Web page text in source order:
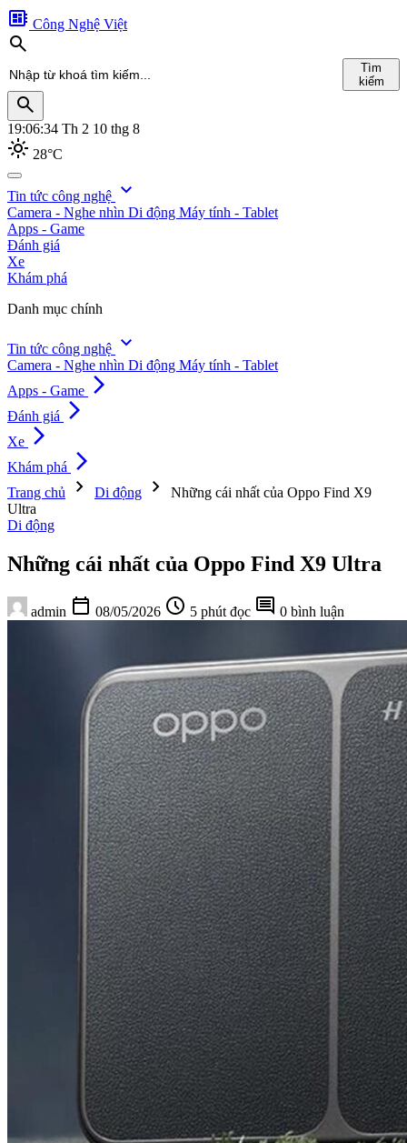
developer_board Công Nghệ Việt
search
Tìm
kiếm
search
19:06:35 Th 2 10 thg 8
light_mode 28°C
search
Tin tức công nghệ expand_more
Camera - Nghe nhìn Di động Máy tính - Tablet
Apps - Game
Đánh giá
Xe
Khám phá
Danh mục chính
Tin tức công nghệ expand_more
Camera - Nghe nhìn Di động Máy tính - Tablet
Apps - Game arrow_forward_ios
Đánh giá arrow_forward_ios
Xe arrow_forward_ios
Khám phá arrow_forward_ios
Trang chủ chevron_right Di động chevron_right
Những cái nhất của Oppo Find X9
Ultra
Di động
Những cái nhất của Oppo Find X9 Ultra
admin calendar_today 08/05/2026 schedule 5 phút đọc comment 0 bình luận